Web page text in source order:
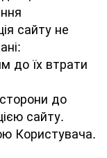
сайту не
до їх втрати
до
сайту.
Користувача.